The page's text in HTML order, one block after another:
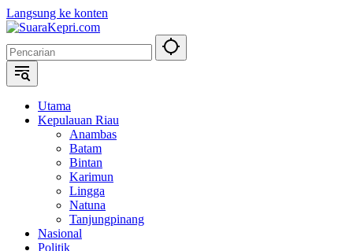
Langsung ke konten
Utama
Kepulauan Riau
Anambas
Batam
Bintan
Karimun
Lingga
Natuna
Tanjungpinang
Nasional
Politik